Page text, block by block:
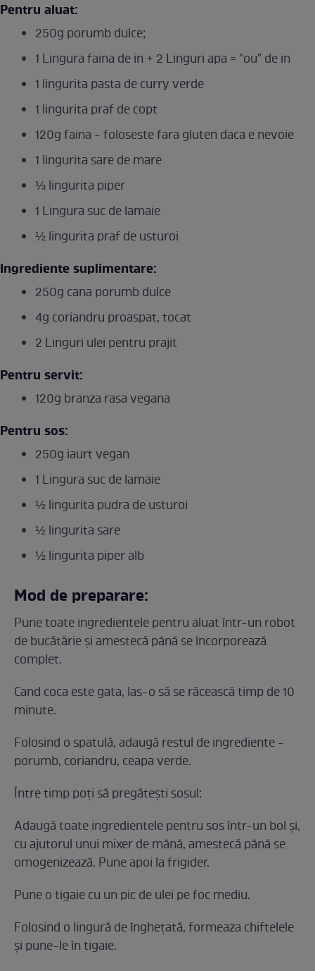
Pentru aluat:
250g porumb dulce;
1 Lingura faina de in + 2 Linguri apa = "ou" de in
1 lingurita pasta de curry verde
1 lingurita praf de copt
120g faina - foloseste fara gluten daca e nevoie
1 lingurita sare de mare
⅓ lingurita piper
1 Lingura suc de lamaie
½ lingurita praf de usturoi
Ingrediente suplimentare:
250g cana porumb dulce
4g coriandru proaspat, tocat
2 Linguri ulei pentru prajit
Pentru servit:
120g branza rasa vegana
Pentru sos:
250g iaurt vegan
1 Lingura suc de lamaie
½ lingurita pudra de usturoi
½ lingurita sare
½ lingurita piper alb
Mod de preparare:
Pune toate ingredientele pentru aluat într-un robot
de bucătărie și amestecă până se încorporează
complet.
Cand coca este gata, las-o să se răcească timp de 10
minute.
Folosind o spatulă, adaugă restul de ingrediente -
porumb, coriandru, ceapa verde.
Între timp poți să pregătești sosul:
Adaugă toate ingredientele pentru sos într-un bol și,
cu ajutorul unui mixer de mână, amestecă până se
omogenizează. Pune apoi la frigider.
Pune o tigaie cu un pic de ulei pe foc mediu.
Folosind o lingură de înghețată, formeaza chiftelele
și pune-le în tigaie.